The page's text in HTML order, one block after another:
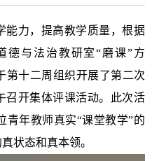
能力，提高教学质量，根据
德与法治教研室“磨课”方
第十二周组织开展了第二次
召开集体评课活动。此次活
青年教师真实“课堂教学”的
状态和真本领。